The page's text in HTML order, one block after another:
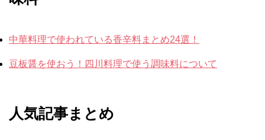
中華料理で使われている香辛料まとめ24選！
豆板醤を使おう！四川料理で使う調味料について
人気記事まとめ